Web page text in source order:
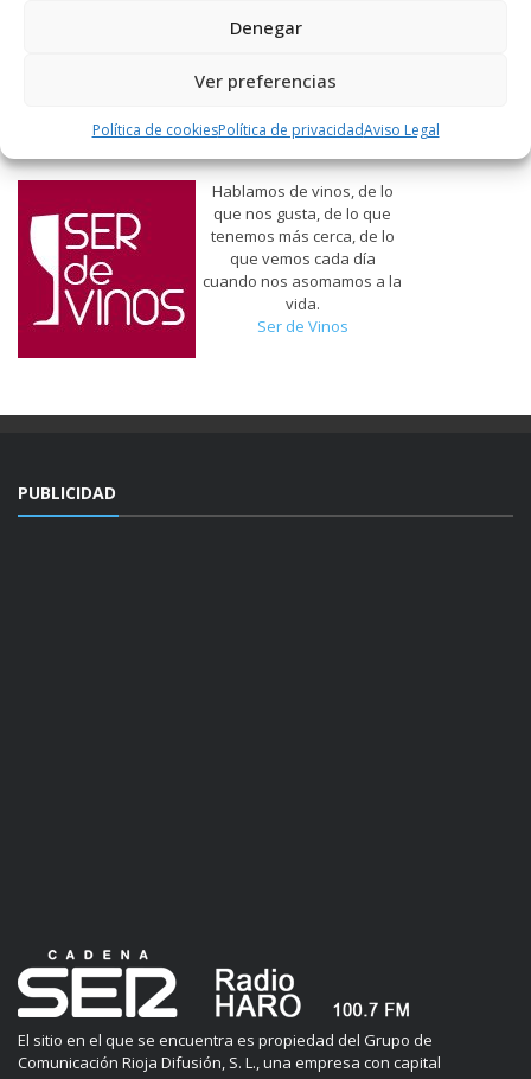
Denegar
Ver preferencias
Política de cookiesPolítica de privacidadAviso Legal
Hablamos de vinos, de lo
que nos gusta, de lo que
tenemos más cerca, de lo
que vemos cada día
cuando nos asomamos a la
vida.
Ser de Vinos
PUBLICIDAD
El sitio en el que se encuentra es propiedad del Grupo de
Comunicación Rioja Difusión, S. L., una empresa con capital